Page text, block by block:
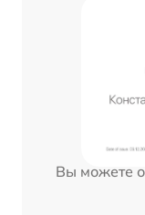
Вы можете